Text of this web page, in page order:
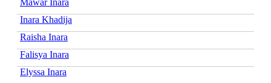
Inara Khadija
Raisha Inara
Falisya Inara
Elyssa Inara